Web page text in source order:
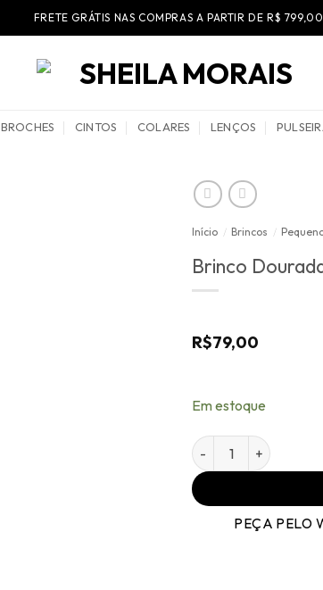
FRETE GRÁTIS NAS COMPRAS A PARTIR DE R$ 799,00
BROCHES CINTOS COLARES LENÇOS
Início / Brincos /
Brinco
R$79,00
Em estoque
Brinco Dourada
PEÇA PELO